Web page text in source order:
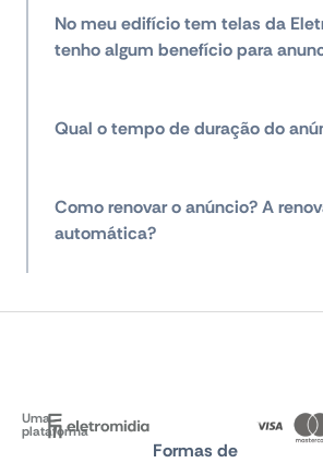
No meu edifício tem telas da
tenho algum benefício para
Qual o tempo de duração do
Como renovar o anúncio? A
automática?
Uma
plataforma
Formas de